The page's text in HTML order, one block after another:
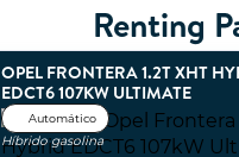
Renting
OPEL FRONTERA 1.2T XHT
EDCT6 107KW ULTIMATE
Automático
Híbrido gasolina